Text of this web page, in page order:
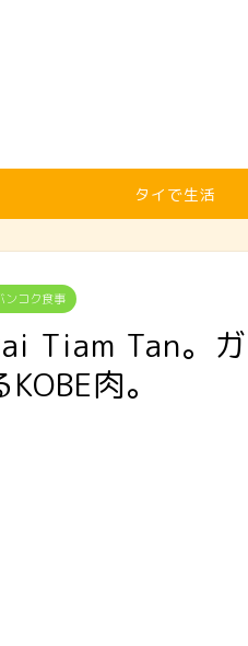
タイで生活
ンコク食事
Tiam Tan。
KOBE肉。